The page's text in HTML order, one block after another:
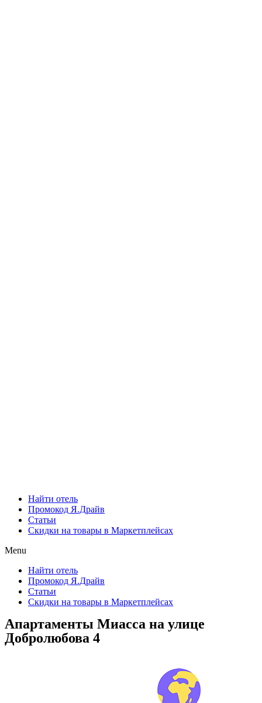
Найти отель
Промокод Я.Драйв
Статьи
Скидки на товары в Маркетплейсах
Menu
Найти отель
Промокод Я.Драйв
Статьи
Скидки на товары в Маркетплейсах
Апартаменты Миасса на улице
Добролюбова 4